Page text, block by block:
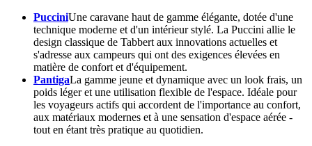
PucciniUne caravane haut de gamme élégante, dotée d'une
technique moderne et d'un intérieur stylé. La Puccini allie le
design classique de Tabbert aux innovations actuelles et
s'adresse aux campeurs qui ont des exigences élevées en
matière de confort et d'équipement.
PantigaLa gamme jeune et dynamique avec un look frais, un
poids léger et une utilisation flexible de l'espace. Idéale pour
les voyageurs actifs qui accordent de l'importance au confort,
aux matériaux modernes et à une sensation d'espace aérée -
tout en étant très pratique au quotidien.